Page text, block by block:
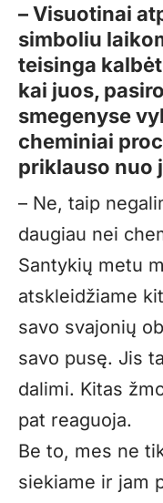
– Visuotinai
simboliu
teisinga
kai juos,
smegenyse
cheminiai
priklauso nuo
– Ne, taip
daugiau nei
Santykių metu
atskleidžiame
savo svajonių
savo pusę. Jis
dalimi. Kitas
pat reaguoja.
Be to, mes ne
siekiame ir jam